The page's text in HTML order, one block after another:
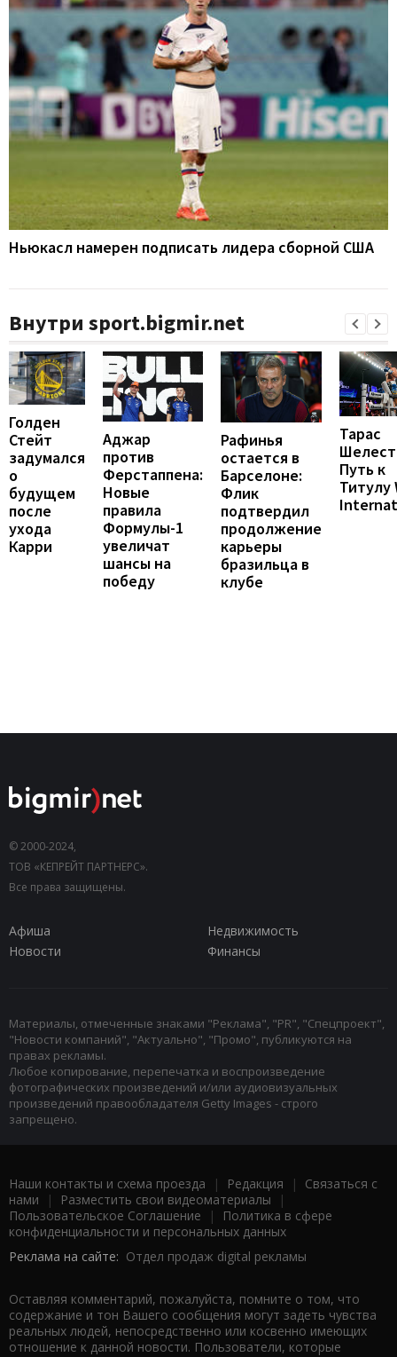
Ньюкасл намерен подписать лидера сборной США
Внутри sport.bigmir.net
Голден
Стейт
задумался
о
будущем
после
ухода
Карри
Аджар
против
Ферстаппена:
Новые
правила
Формулы-1
увеличат
шансы на
победу
Рафинья
остается в
Барселоне:
Флик
подтвердил
продолжение
карьеры
бразильца в
клубе
Тарас
Путь к
Титулу
© 2000-2024,
ТОВ «КЕПРЕЙТ ПАРТНЕРС».
Все права защищены.
Афиша
Недвижимость
Новости
Финансы
Материалы, отмеченные знаками "Реклама", "PR", "Спецпроект",
"Новости компаний", "Актуально", "Промо", публикуются на
правах рекламы.
Любое копирование, перепечатка и воспроизведение
фотографических произведений и/или аудиовизуальных
произведений правообладателя Getty Images - строго
запрещено.
Наши контакты и схема проезда | Редакция | Связаться с
нами | Разместить свои видеоматериалы |
Пользовательское Соглашение |
Политика в сфере
конфиденциальности и персональных данных
Реклама на сайте: Отдел продаж digital рекламы
Оставляя комментарий, пожалуйста, помните о том, что
содержание и тон Вашего сообщения могут задеть чувства
реальных людей, непосредственно или косвенно имеющих
отношение к данной новости. Пользователи, которые